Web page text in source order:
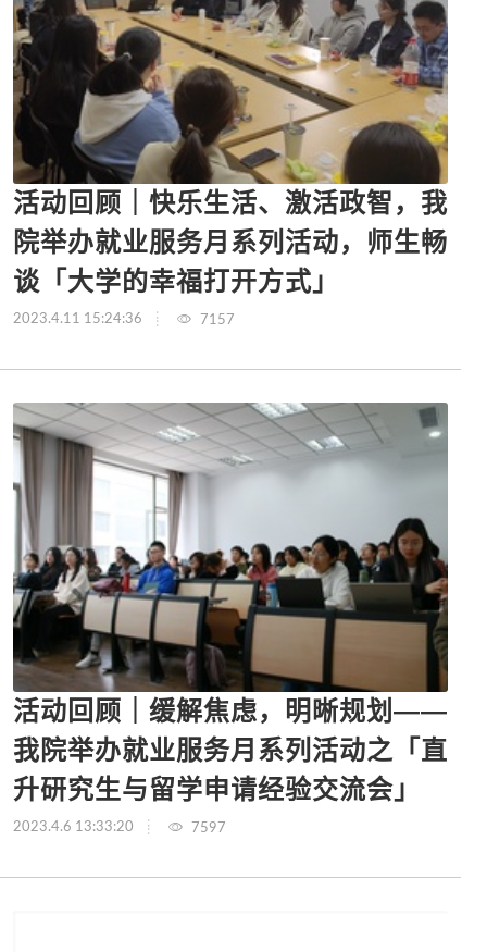
活动回顾｜快乐生活、激活政智，我
院举办就业服务月系列活动，师生畅
谈「大学的幸福打开方式」
2023.4.11 15:24:36 7157
活动回顾｜缓解焦虑，明晰规划——
我院举办就业服务月系列活动之「直
升研究生与留学申请经验交流会」
2023.4.6 13:33:20 7597